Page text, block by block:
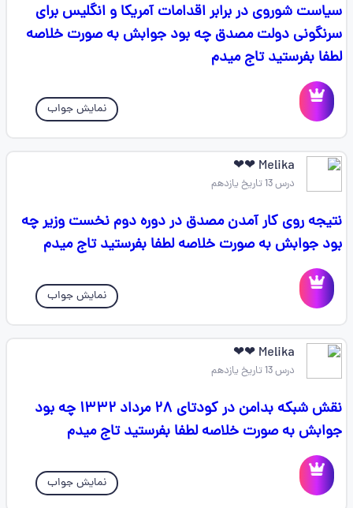
سیاست شوروی در برابر اقدامات آمریکا و انگلیس برای
سرنگونی دولت مصدق چه بود جوابش به صورت خلاصه
لطفا بفرستید تاج میدم
نمایش جواب
Melika ❤❤
درس 13 تاریخ یازدهم
نتیجه روی کار آمدن مصدق در دوره دوم نخست وزیر چه
بود جوابش به صورت خلاصه لطفا بفرستید تاج میدم
نمایش جواب
Melika ❤❤
درس 13 تاریخ یازدهم
نقش شبکه بدامن در کودتای ۲۸ مرداد ۱۳۳۲ چه بود
جوابش به صورت خلاصه لطفا بفرستید تاج میدم
نمایش جواب